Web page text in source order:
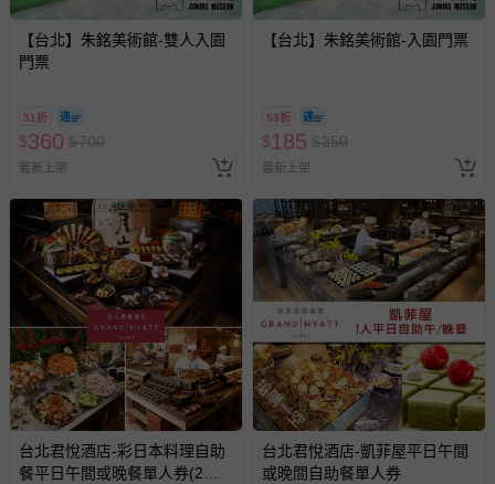
【台北】朱銘美術館-雙人入園
門票
51折
$360 $700
最新上架
【台北】朱銘美術館-入園門票
53折
$185 $350
最新上架
台北君悅酒店-彩日本料理自助
餐平日午間或晚餐單人券(2張
搶購一空
台北君悅酒店-凱菲屋平日午間
或晚間自助餐單人券